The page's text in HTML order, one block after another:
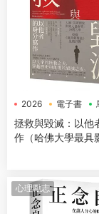
2026 電子書
拯救與毀滅：以他
作（哈佛大學最具
心理勵志